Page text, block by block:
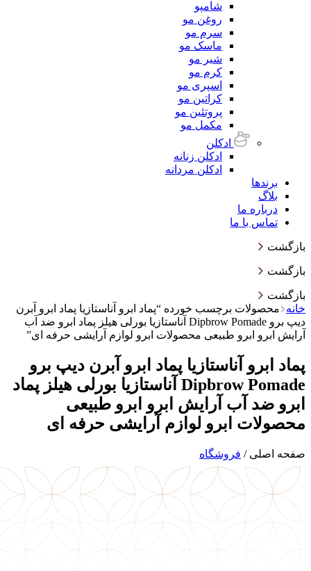
شامپو
روغن مو
سرم مو
ماسک مو
شیر مو
کرم مو
اسپری مو
کراتین مو
پروتئین مو
مکمل مو
ادکلن
ادکلن زنانه
ادکلن مردانه
برندها
بلاگ
درباره ما
تماس با ما
بازگشت
بازگشت
بازگشت
خانه
محصولات برچسب خورده “پماد ابرو آناستازیا پماد ابرو آبرن
دیپ برو Dipbrow Pomade آناستازیا بورلی هیلز پماد ابرو ضد آب
آرایش ابرو ابرو طبیعی محصولات ابرو لوازم آرایشی حرفه ای”
پماد ابرو آناستازیا پماد ابرو آبرن دیپ برو
Dipbrow Pomade آناستازیا بورلی هیلز پماد
ابرو ضد آب آرایش ابرو ابرو طبیعی
محصولات ابرو لوازم آرایشی حرفه ای
صفحه اصلی / فروشگاه